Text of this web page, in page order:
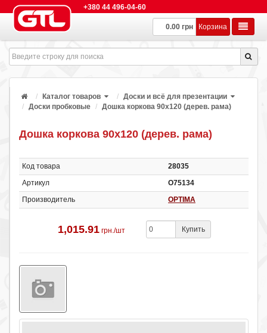
+380 44 496-04-60
0.00 грн Корзина
Каталог товаров
Доски и всё для презентации
Доски пробковые
Дошка коркова 90х120 (дерев. рама)
Дошка коркова 90х120 (дерев. рама)
Код товара
28035
Артикул
О75134
Производитель
OPTIMA
1,015.91 грн./шт Купить